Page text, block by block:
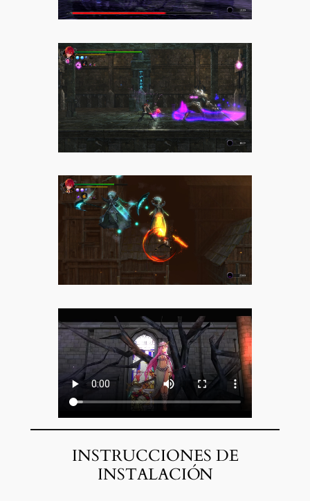
INSTRUCCIONES DE
INSTALACIÓN